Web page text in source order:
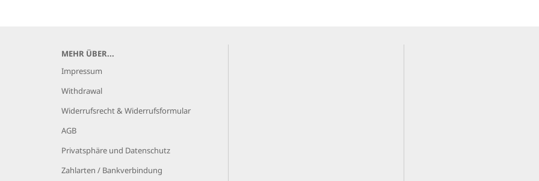
MEHR ÜBER...
Impressum
Withdrawal
Widerrufsrecht & Widerrufsformular
AGB
Privatsphäre und Datenschutz
Zahlarten / Bankverbindung